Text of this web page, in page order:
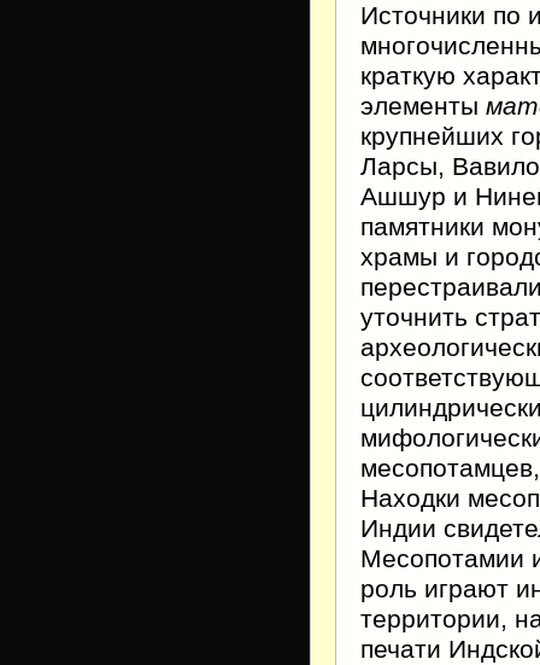
Источники по
краткую
элементы
крупнейших
Ларсы,
Ашшур и
памятники
храмы и
уточнить
Находки
Индии
Месопотамии
роль играют
территории,
печати